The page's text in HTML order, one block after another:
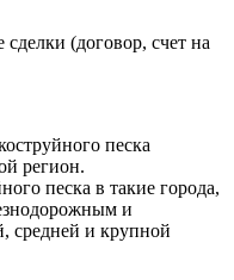
(договор, счет на
песка
регион.
песка в такие города,
и
средней и крупной